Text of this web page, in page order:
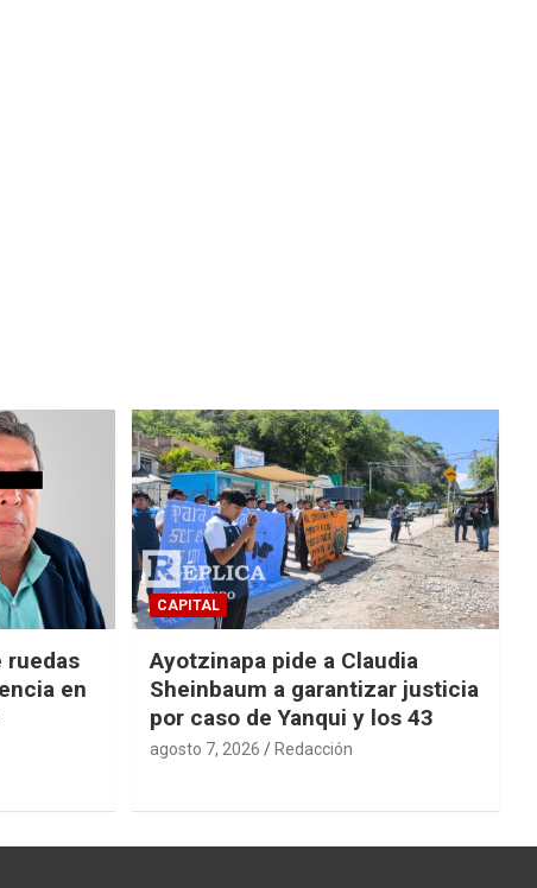
ruedas
en
CAPITAL
Ayotzinapa pide a Claudia
Sheinbaum a garantizar justicia
por caso de Yanqui y los 43
agosto 7, 2026 Redacción